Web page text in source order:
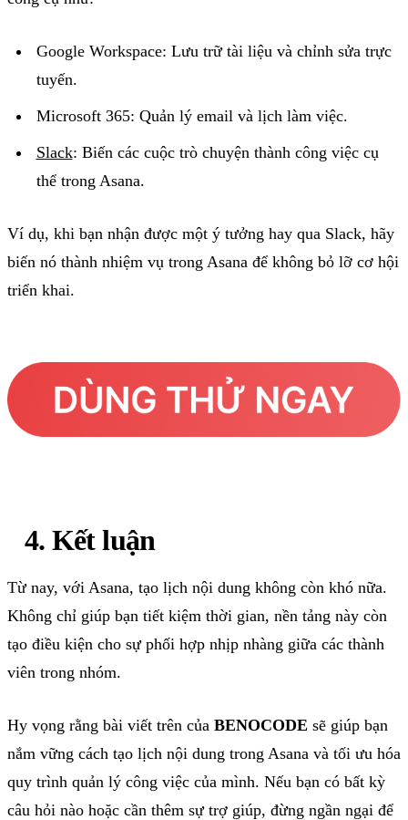
Google Workspace: Lưu trữ tài liệu và chỉnh sửa trực
tuyến.
Microsoft 365: Quản lý email và lịch làm việc.
Slack: Biến các cuộc trò chuyện thành công việc cụ
thể trong Asana.
Ví dụ, khi bạn nhận được một ý tưởng hay qua Slack, hãy
biến nó thành nhiệm vụ trong Asana để không bỏ lỡ cơ hội
triển khai.
4. Kết luận
Từ nay, với Asana, tạo lịch nội dung không còn khó nữa.
Không chỉ giúp bạn tiết kiệm thời gian, nền tảng này còn
tạo điều kiện cho sự phối hợp nhịp nhàng giữa các thành
viên trong nhóm.
Hy vọng rằng bài viết trên của BENOCODE sẽ giúp bạn
nắm vững cách tạo lịch nội dung trong Asana và tối ưu hóa
quy trình quản lý công việc của mình. Nếu bạn có bất kỳ
câu hỏi nào hoặc cần thêm sự trợ giúp, đừng ngần ngại để